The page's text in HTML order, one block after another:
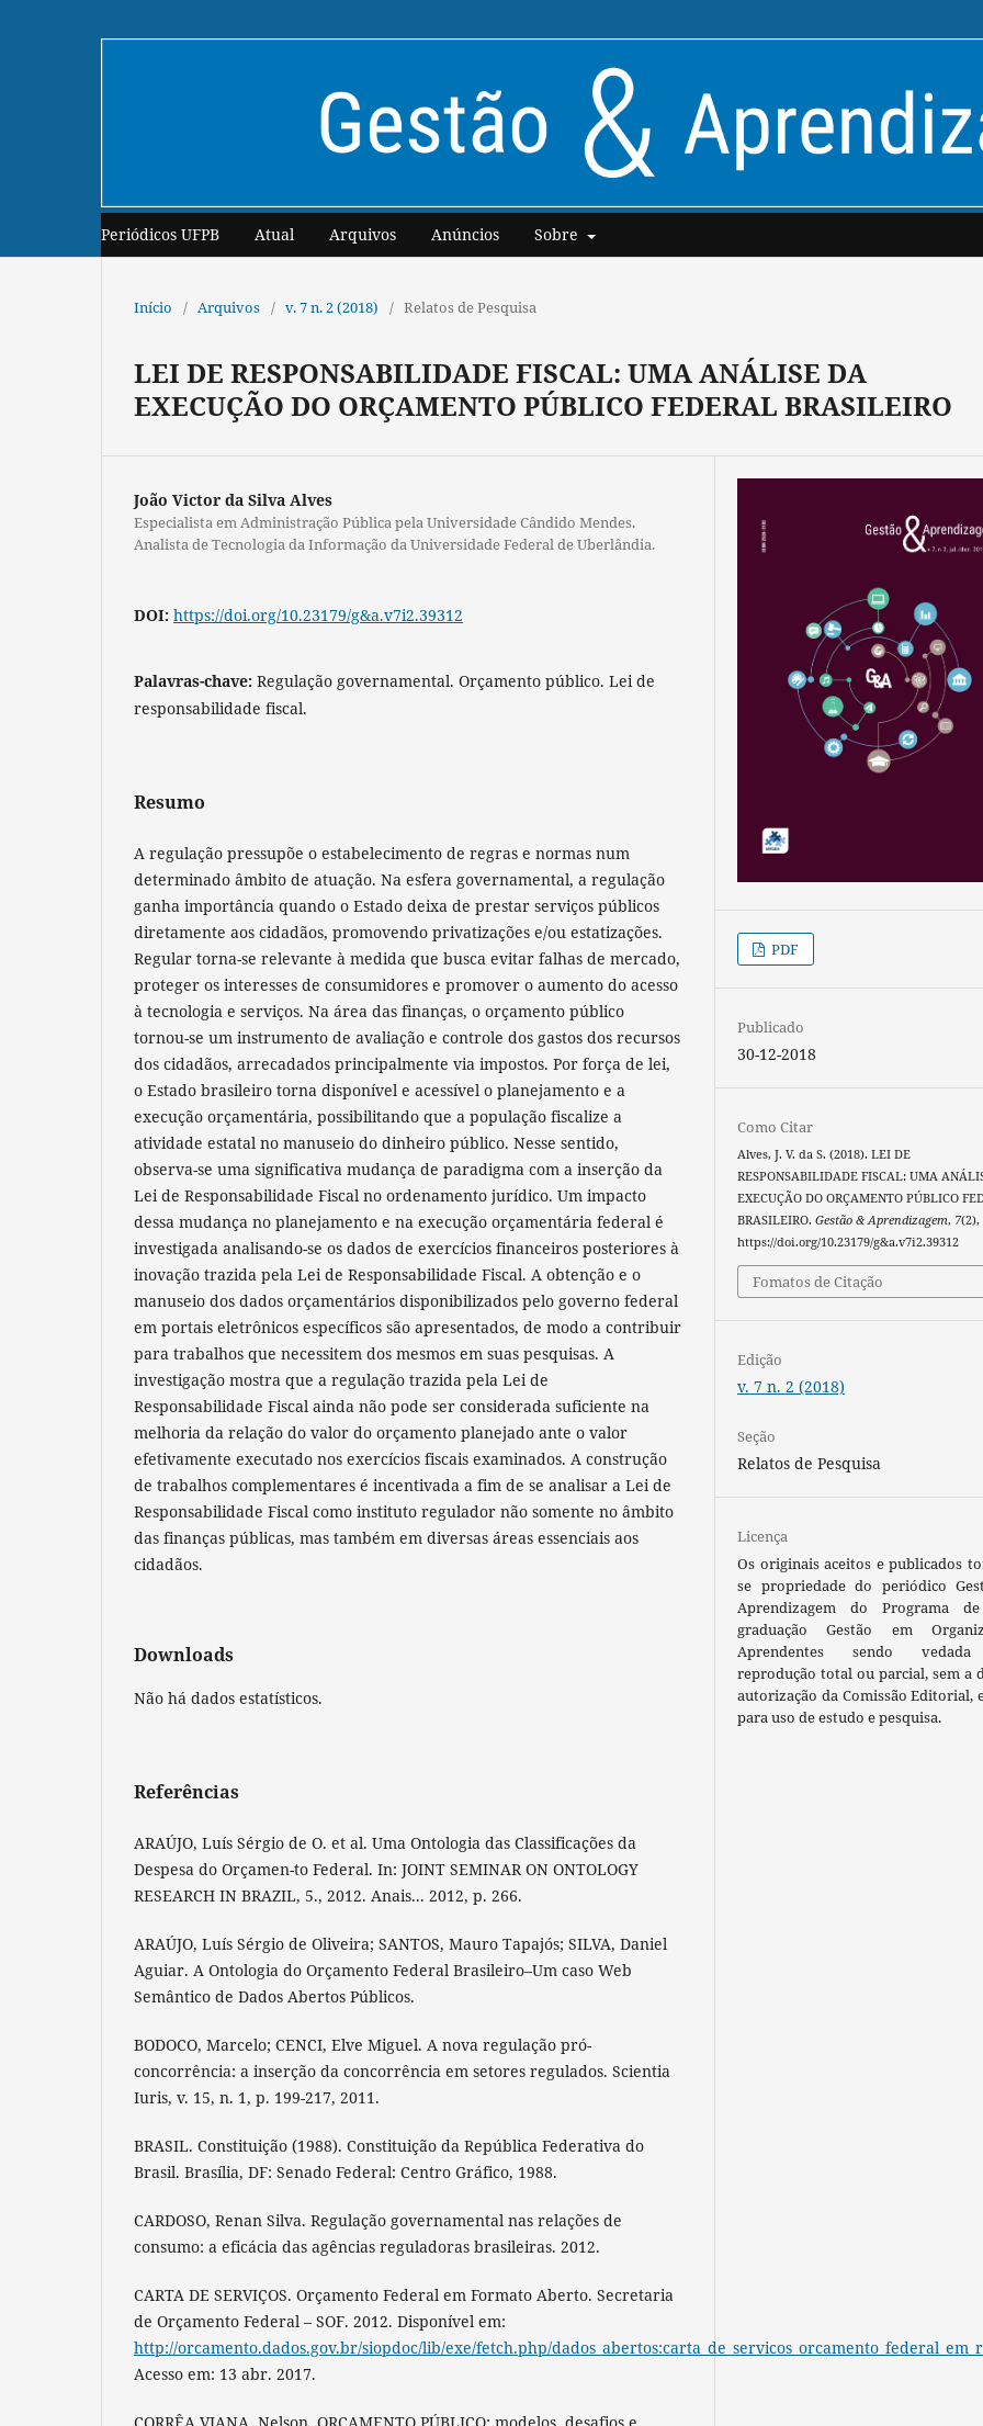
Periódicos UFPB Atual Arquivos Anúncios Sobre
Início / Arquivos / v. 7 n. 2 (2018) / Relatos de Pesquisa
LEI DE RESPONSABILIDADE FISCAL: UMA ANÁLISE DA
EXECUÇÃO DO ORÇAMENTO PÚBLICO FEDERAL BRASILEIRO
João Victor da Silva Alves
Especialista em Administração Pública pela Universidade Cândido Mendes.
Analista de Tecnologia da Informação da Universidade Federal de Uberlândia.
DOI: https://doi.org/10.23179/g&a.v7i2.39312
Palavras-chave: Regulação governamental. Orçamento público. Lei de
responsabilidade fiscal.
Resumo
A regulação pressupõe o estabelecimento de regras e normas num
determinado âmbito de atuação. Na esfera governamental, a regulação
ganha importância quando o Estado deixa de prestar serviços públicos
diretamente aos cidadãos, promovendo privatizações e/ou estatizações.
Regular torna-se relevante à medida que busca evitar falhas de mercado,
proteger os interesses de consumidores e promover o aumento do acesso
à tecnologia e serviços. Na área das finanças, o orçamento público
tornou-se um instrumento de avaliação e controle dos gastos dos recursos
dos cidadãos, arrecadados principalmente via impostos. Por força de lei,
o Estado brasileiro torna disponível e acessível o planejamento e a
execução orçamentária, possibilitando que a população fiscalize a
atividade estatal no manuseio do dinheiro público. Nesse sentido,
observa-se uma significativa mudança de paradigma com a inserção da
Lei de Responsabilidade Fiscal no ordenamento jurídico. Um impacto
dessa mudança no planejamento e na execução orçamentária federal é
investigada analisando-se os dados de exercícios financeiros posteriores à
inovação trazida pela Lei de Responsabilidade Fiscal. A obtenção e o
manuseio dos dados orçamentários disponibilizados pelo governo federal
em portais eletrônicos específicos são apresentados, de modo a contribuir
para trabalhos que necessitem dos mesmos em suas pesquisas. A
investigação mostra que a regulação trazida pela Lei de
Responsabilidade Fiscal ainda não pode ser considerada suficiente na
melhoria da relação do valor do orçamento planejado ante o valor
efetivamente executado nos exercícios fiscais examinados. A construção
de trabalhos complementares é incentivada a fim de se analisar a Lei de
Responsabilidade Fiscal como instituto regulador não somente no âmbito
das finanças públicas, mas também em diversas áreas essenciais aos
cidadãos.
Downloads
Não há dados estatísticos.
Referências
ARAÚJO, Luís Sérgio de O. et al. Uma Ontologia das Classificações da
Despesa do Orçamen-to Federal. In: JOINT SEMINAR ON ONTOLOGY
RESEARCH IN BRAZIL, 5., 2012. Anais... 2012, p. 266.
ARAÚJO, Luís Sérgio de Oliveira; SANTOS, Mauro Tapajós; SILVA, Daniel
Aguiar. A Ontologia do Orçamento Federal Brasileiro–Um caso Web
Semântico de Dados Abertos Públicos.
BODOCO, Marcelo; CENCI, Elve Miguel. A nova regulação pró-
concorrência: a inserção da concorrência em setores regulados. Scientia
Iuris, v. 15, n. 1, p. 199-217, 2011.
BRASIL. Constituição (1988). Constituição da República Federativa do
Brasil. Brasília, DF: Senado Federal: Centro Gráfico, 1988.
CARDOSO, Renan Silva. Regulação governamental nas relações de
consumo: a eficácia das agências reguladoras brasileiras. 2012.
CARTA DE SERVIÇOS. Orçamento Federal em Formato Aberto. Secretaria
de Orçamento Federal – SOF. 2012. Disponível em:
http://orcamento.dados.gov.br/siopdoc/lib/exe/fetch.php/
Acesso em: 13 abr. 2017.
PDF
Publicado
30-12-2018
Como Citar
Alves, J. V. da S. (2018). LEI DE
RESPONSABILIDADE FISCAL: UMA
EXECUÇÃO DO ORÇAMENTO PÚBLICO
BRASILEIRO.Gestão & Aprendizagem, 7(2),
https://doi.org/10.23179/g&a.v7i2.39312
Fomatos de Citação
Edição
v. 7 n. 2 (2018)
Seção
Relatos de Pesquisa
Licença
Os originais aceitos e publicados
se propriedade do periódico
Aprendizagem do Programa
graduação Gestão em
Aprendentes sendo
reprodução total ou parcial, sem a
autorização da Comissão Editorial,
para uso de estudo e pesquisa.